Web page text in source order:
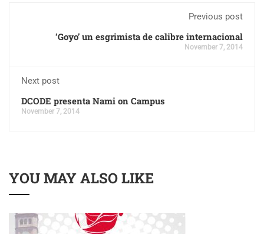
Previous post
‘Goyo’ un esgrimista de calibre internacional
November 7, 2014
Next post
DCODE presenta Nami on Campus
November 7, 2014
YOU MAY ALSO LIKE